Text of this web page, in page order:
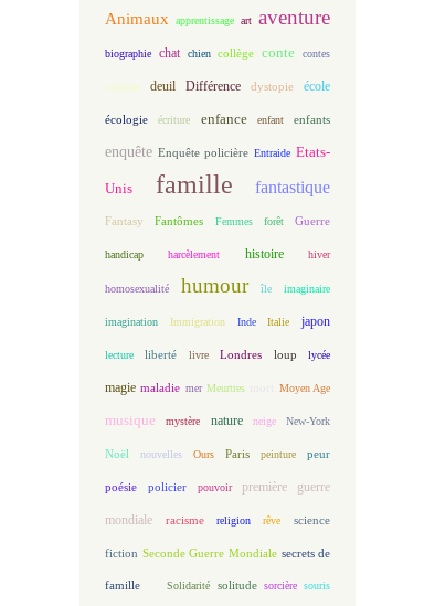
Animaux apprentissage art aventure
biographie chat chien collège conte contes
cuisine deuil Différence dystopie école
écologie écriture enfance enfant enfants
enquête Enquête policière Entraide Etats-
Unis famille fantastique
Fantasy Fantômes Femmes forêt Guerre
handicap harcèlement histoire hiver
homosexualité humour île imaginaire
imagination Immigration Inde Italie japon
lecture liberté livre Londres loup lycée
magie maladie mer Meurtres Moyen Age
musique mystère nature neige New-York
Noël nouvelles Ours Paris peinture peur
poésie policier pouvoir première guerre
mondiale racisme religion rêve science
fiction Seconde Guerre Mondiale secrets de
famille Solidarité solitude sorcière souris